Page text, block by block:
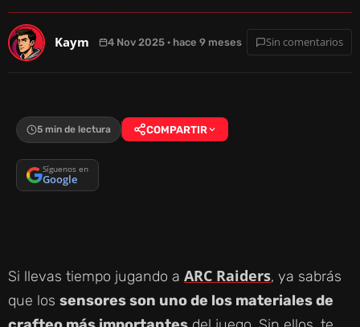
Kaym 4 Nov 2025 · hace 9 meses Sin comentarios
5 min de lectura COMPARTIR
Síguenos en
Google
Si llevas tiempo jugando a ARC Raiders, ya sabrás
que los sensores son uno de los materiales de